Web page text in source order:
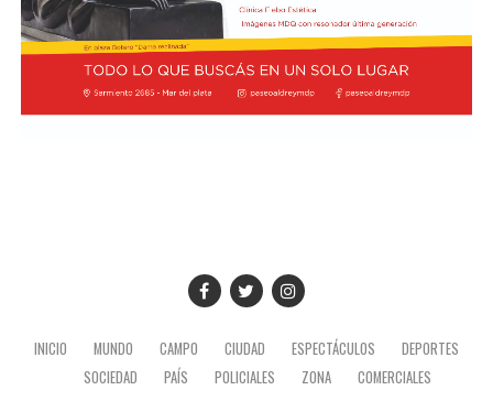
INICIO MUNDO CAMPO CIUDAD ESPECTÁCULOS
DEPORTES
SOCIEDAD
PAÍS POLICIALES ZONA COMERCIALES